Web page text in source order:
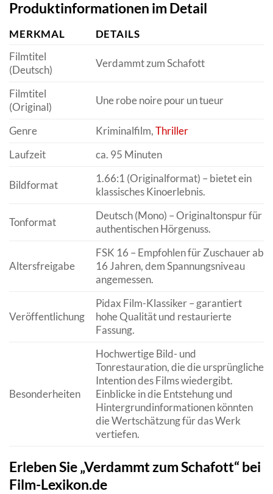
Produktinformationen im Detail
MERKMAL
DETAILS
Filmtitel
(Deutsch)
Verdammt zum Schafott
Filmtitel
(Original)
Une robe noire pour un tueur
Genre Kriminalfilm,Thriller
Laufzeit
ca. 95 Minuten
Bildformat
1.66:1 (Originalformat) – bietet ein
klassisches Kinoerlebnis.
Tonformat
Deutsch (Mono) – Originaltonspur für
authentischen Hörgenuss.
Altersfreigabe
FSK 16 – Empfohlen für Zuschauer ab
16 Jahren, dem Spannungsniveau
angemessen.
Veröffentlichung
Pidax Film-Klassiker – garantiert
hohe Qualität und restaurierte
Fassung.
Besonderheiten
Hochwertige Bild- und
Tonrestauration, die die ursprüngliche
Intention des Films wiedergibt.
Einblicke in die Entstehung und
Hintergrundinformationen könnten
die Wertschätzung für das Werk
vertiefen.
Erleben Sie „Verdammt zum Schafott“ bei
Film-Lexikon.de